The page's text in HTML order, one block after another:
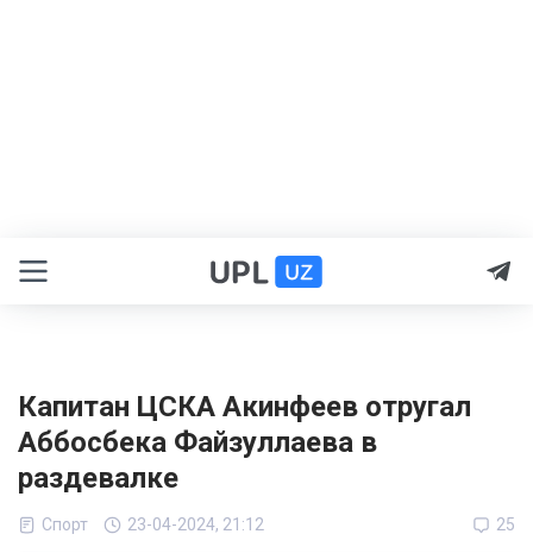
Капитан ЦСКА Акинфеев отругал
Аббосбека Файзуллаева в
раздевалке
Спорт 23-04-2024, 21:12 25